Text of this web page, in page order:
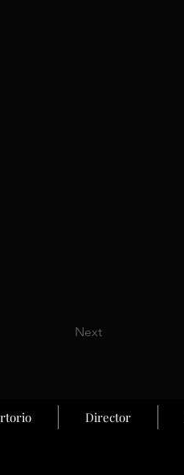
Next
Director